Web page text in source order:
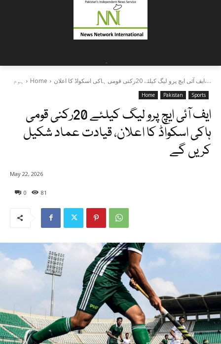
-
ہوم Home ایف آئی ایچ پرو لیگ کیلئے 20رکنی قومی ہاکی اسکواڈ کا اعلان،...
Home Pakistan Sports
ایف آئی ایچ پرو لیگ کیلئے 20رکنی قومی
ہاکی اسکواڈ کا اعلان، قیادت عماد شکیل
کریں گے
0 81
May 22, 2026